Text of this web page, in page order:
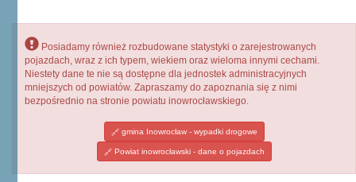
Posiadamy również rozbudowane statystyki o zarejestrowanych
pojazdach, wraz z ich typem, wiekiem oraz wieloma innymi cechami.
Niestety dane te nie są dostępne dla jednostek administracyjnych
mniejszych od powiatów. Zapraszamy do zapoznania się z nimi
bezpośrednio na stronie powiatu inowrocławskiego.
gmina Inowrocław - wypadki drogowe
Powiat inowrocławski - dane o pojazdach